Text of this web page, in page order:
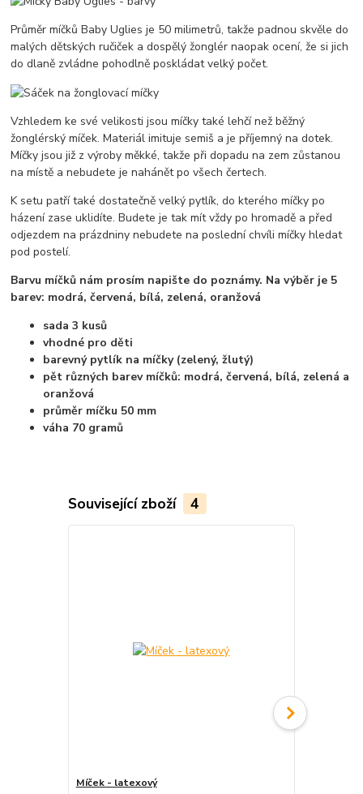
Průměr míčků Baby Uglies je 50 milimetrů, takže padnou skvěle do
malých dětských ručiček a dospělý žonglér naopak ocení, že si jich
do dlaně zvládne pohodlně poskládat velký počet.
Vzhledem ke své velikosti jsou míčky také lehčí než běžný
žonglérský míček. Materiál imituje semiš a je příjemný na dotek.
Míčky jsou již z výroby měkké, takže při dopadu na zem zůstanou
na místě a nebudete je nahánět po všech čertech.
K setu patří také dostatečně velký pytlík, do kterého míčky po
házení zase uklidíte. Budete je tak mít vždy po hromadě a před
odjezdem na prázdniny nebudete na poslední chvíli míčky hledat
pod postelí.
Barvu míčků nám prosím napište do poznámy. Na výběr je 5
barev: modrá, červená, bílá, zelená, oranžová
sada 3 kusů
vhodné pro děti
barevný pytlík na míčky (zelený, žlutý)
pět různých barev míčků: modrá, červená, bílá, zelená a
oranžová
průměr míčku 50 mm
váha 70 gramů
Související zboží 4
Míček - latexový